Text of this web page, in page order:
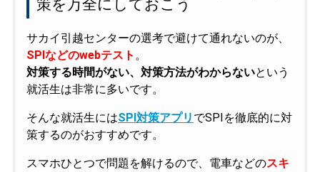
策を万全にしておこう
サカイ引越センターの選考で避けて通れないのが、
SPIなどのwebテスト 。
対策する時間がない、対策方法がわからないという
就活生は非常に多いです。
そんな就活生にはSPI対策アプリ でSPIを徹底的に対
策するのがおすすめです。
スマホひとつで問題を解けるので、電車などのスキ